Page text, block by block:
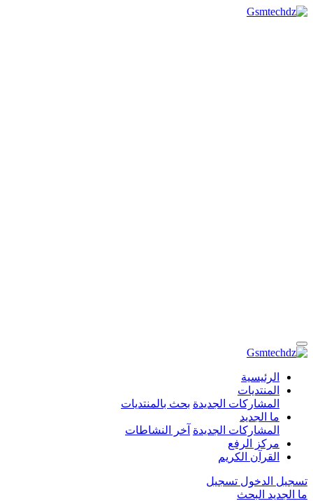
الرئيسية
المنتديات
المشاركات الجديدة بحث بالمنتديات
ما الجديد
المشاركات الجديدة آخر النشاطات
مركز الرفع
القرآن الكريم
تسجيل الدخول تسجيل
ما الجديد البحث